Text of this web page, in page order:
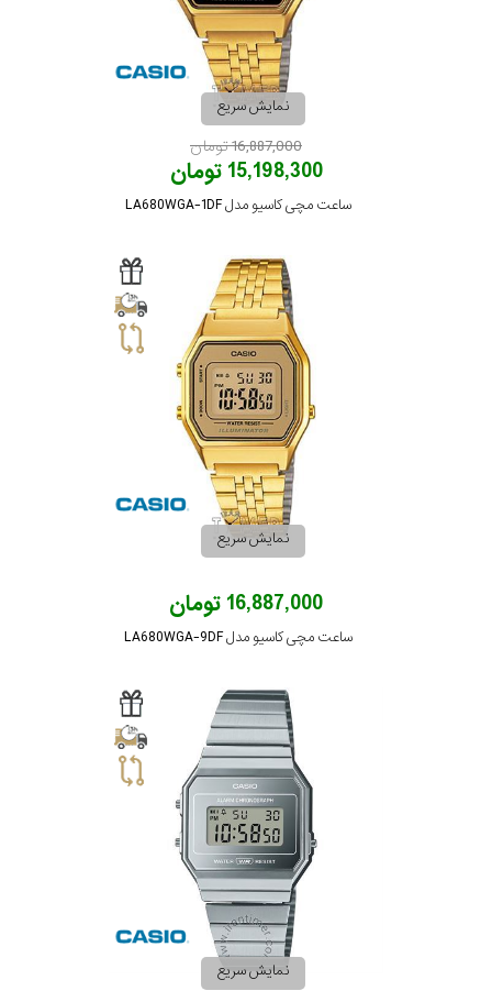
نمایش سریع
16,887,000 تومان
15,198,300 تومان
ساعت مچی کاسیو مدل LA680WGA-1DF
نمایش سریع
16,887,000 تومان
ساعت مچی کاسیو مدل LA680WGA-9DF
نمایش سریع